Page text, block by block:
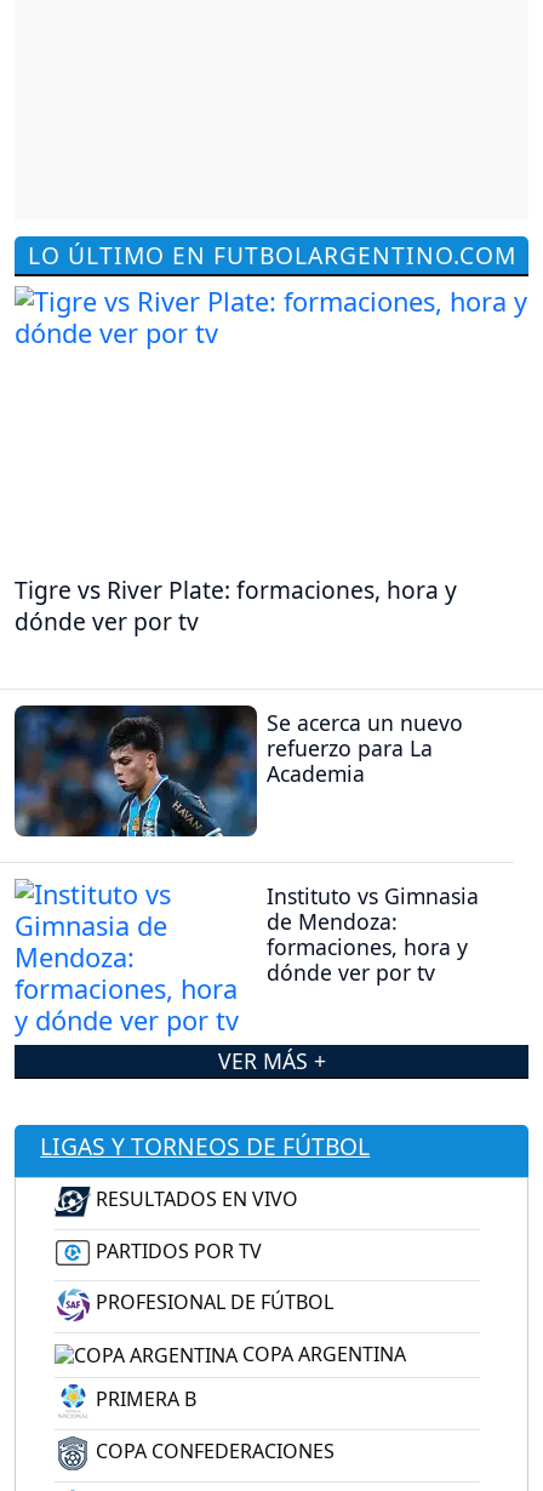
LO ÚLTIMO EN FUTBOLARGENTINO.COM
Tigre vs River Plate: formaciones, hora y
dónde ver por tv
Se acerca un nuevo
refuerzo para La
Academia
Instituto vs Gimnasia
de Mendoza:
formaciones, hora y
dónde ver por tv
VER MÁS +
LIGAS Y TORNEOS DE FÚTBOL
RESULTADOS EN VIVO
PARTIDOS POR TV
PROFESIONAL DE FÚTBOL
COPA ARGENTINA
PRIMERA B
COPA CONFEDERACIONES